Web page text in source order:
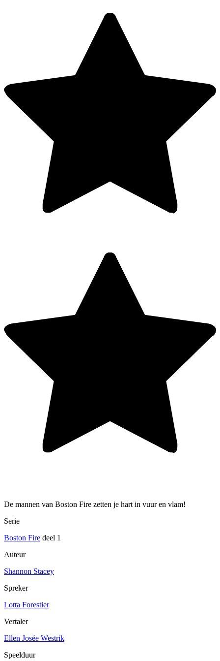
De mannen van Boston Fire zetten je hart in vuur en vlam!
Serie
Boston Fire deel 1
Auteur
Shannon Stacey
Spreker
Lotta Forestier
Vertaler
Ellen Josée Westrik
Speelduur